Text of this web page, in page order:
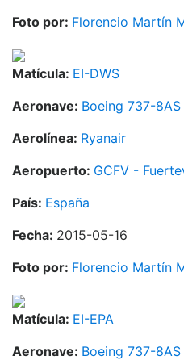
Foto por: Florencio Martín
Matícula: EI-DWS
Aeronave: Boeing 737-8AS
Aerolínea: Ryanair
Aeropuerto: GCFV -
País: España
Fecha: 2015-05-16
Foto por: Florencio Martín
Matícula: EI-EPA
Aeronave: Boeing 737-8AS